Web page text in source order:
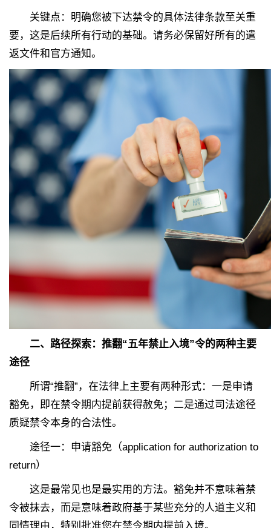
关键点：明确您被下达禁令的具体法律条款至关重
要，这是后续所有行动的基础。请务必保留好所有的遣
返文件和官方通知。
二、路径探索：推翻“五年禁止入境”令的两种主要
途径
所谓“推翻”，在法律上主要有两种形式：一是申请
豁免，即在禁令期内提前获得赦免；二是通过司法途径
质疑禁令本身的合法性。
途径一：申请豁免（application for authorization to
return）
这是最常见也是最实用的方法。豁免并不意味着禁
令被抹去，而是意味着政府基于某些充分的人道主义和